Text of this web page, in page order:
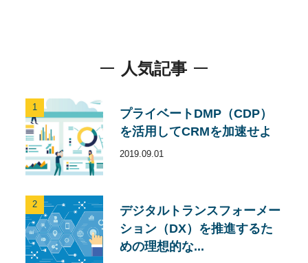
人気記事
1
プライベートDMP（CDP）
を活用してCRMを加速せよ
2019.09.01
2
デジタルトランスフォーメー
ション（DX）を推進するた
めの理想的な...